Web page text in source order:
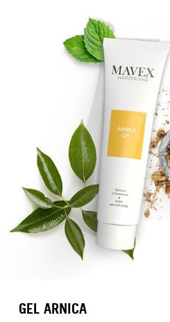
GEL ARNICA